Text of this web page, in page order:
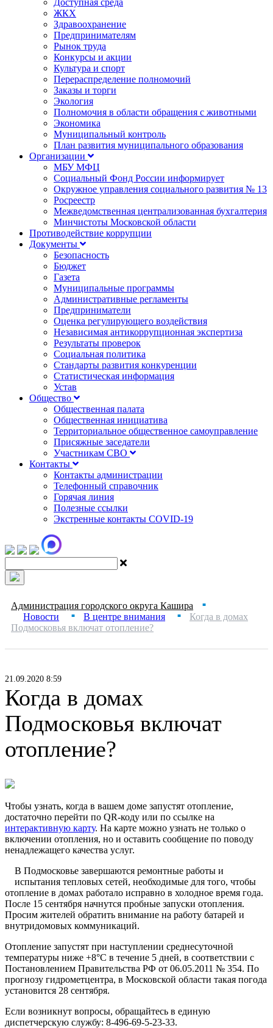
Доступная среда
ЖКХ
Здравоохранение
Предпринимателям
Рынок труда
Конкурсы и акции
Культура и спорт
Перераспределение полномочий
Заказы и торги
Экология
Полномочия в области обращения с животными
Экономика
Муниципальный контроль
План развития муниципального образования
Организации
МБУ МФЦ
Социальный Фонд России информирует
Окружное управления социального развития № 13
Росреестр
Межведомственная централизованная бухгалтерия
Минчистоты Московской области
Противодействие коррупции
Документы
Безопасность
Бюджет
Газета
Муниципальные программы
Административные регламенты
Предприниматели
Оценка регулирующего воздействия
Независимая антикоррупционная экспертиза
Результаты проверок
Социальная политика
Стандарты развития конкуренции
Статистическая информация
Устав
Общество
Общественная палата
Общественная инициатива
Территориальное общественное самоуправление
Присяжные заседатели
Участникам СВО
Контакты
Контакты администрации
Телефонный справочник
Горячая линия
Полезные ссылки
Экстренные контакты COVID-19
Администрация городского округа Кашира ■
Новости ■ В центре внимания ■
Когда в домах
Подмосковья включат отопление?
21.09.2020 8:59
Когда в домах
Подмосковья включат
отопление?
Чтобы узнать, когда в вашем доме запустят отопление,
достаточно перейти по QR-коду или по ссылке на
интерактивную карту. На карте можно узнать не только о
включении отопления, но и оставить сообщение по поводу
ненадлежащего качества услуг.
В Подмосковье завершаются ремонтные работы и
испытания тепловых сетей, необходимые для того, чтобы
отопление в домах работало исправно в холодное время года.
После 15 сентября начнутся пробные запуски отопления.
Просим жителей обратить внимание на работу батарей и
внутридомовых коммуникаций.
Отопление запустят при наступлении среднесуточной
температуры ниже +8°С в течение 5 дней, в соответствии с
Постановлением Правительства РФ от 06.05.2011 № 354. По
прогнозу гидрометцентра, в Московской области такая погода
установится 28 сентября.
Если возникнут вопросы, обращайтесь в единую
диспетчерскую службу: 8-496-69-5-23-33.